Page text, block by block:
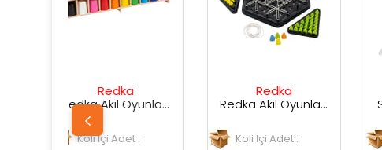
Koli İçi Adet :
Sunman
Koli İçi Adet :